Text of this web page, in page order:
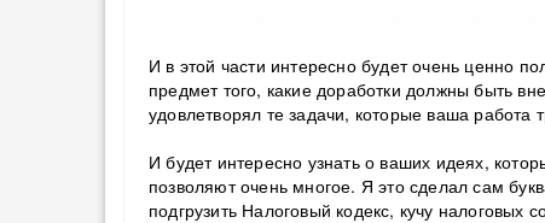
И в этой части интересно будет очень ценно
предмет того, какие доработки должны быть
удовлетворял те задачи, которые ваша работа
И будет интересно узнать о ваших идеях,
позволяют очень многое. Я это сделал сам
подгрузить Налоговый кодекс, кучу налоговых